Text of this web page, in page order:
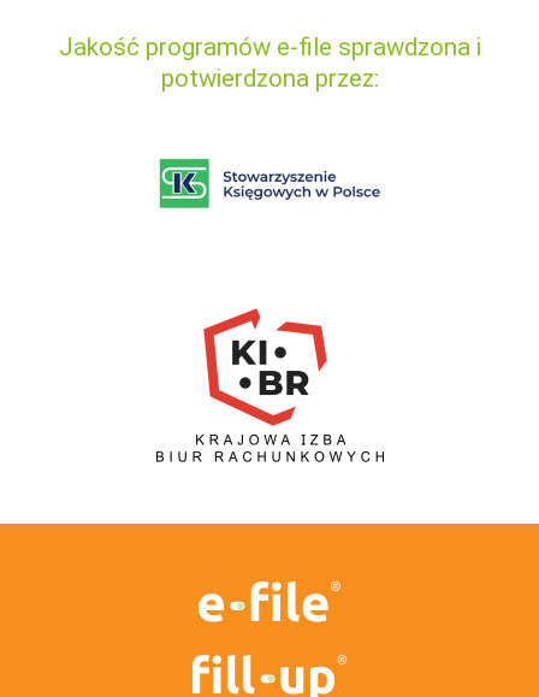
Jakość programów e-file sprawdzona i
potwierdzona przez: